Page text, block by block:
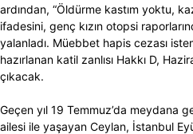
ardından, “Öldürme kastım yoktu,
ifadesini, genç kızın otopsi
yalanladı. Müebbet hapis cezası
hazırlanan katil zanlısı Hakkı D,
çıkacak.
Geçen yıl 19 Temmuz’da meydana
ailesi ile yaşayan Ceylan, İstanbul